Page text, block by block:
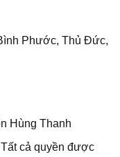
Phước, Thủ Đức,
Hùng Thanh
Tất cả quyền được